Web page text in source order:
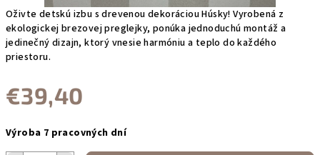
Oživte detskú izbu s drevenou dekoráciou Húsky! Vyrobená z
ekologickej brezovej preglejky, ponúka jednoduchú montáž a
jedinečný dizajn, ktorý vnesie harmóniu a teplo do každého
priestoru.
€39,40
cena:
Výroba 7 pracovných dní